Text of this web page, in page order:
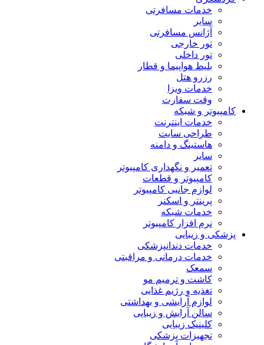
خدمات مسافرتی
سایر
آژانس مسافرتی
تور خارجی
تور داخلی
بلیط هواپیما و قطار
رزرو هتل
خدمات ویزا
وقت سفارت
کامپیوتر و شبکه
خدمات اینترنت
طراحی سایت
هاستینگ و دامنه
سایر
تعمیر و نگهداری کامپیوتر
کامپیوتر و قطعات
لوازم جانبی کامپیوتر
پرینتر و اسکنر
خدمات شبکه
نرم افزار کامپیوتر
پزشکی و زیبایی
خدمات دندانپزشکی
خدمات درمانی و مراقبتی
سمعک
کاشت و ترمیم مو
تغذیه و رژیم غذایی
لوازم آرایشی و بهداشتی
سالن آرایش و زیبایی
کلینیک زیبایی
تجهیزات پزشکی